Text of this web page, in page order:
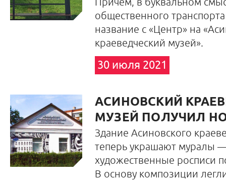
общественного
название с «Центр» на
краеведческий музей».
30 июля 2021
АСИНОВСКИЙ
МУЗЕЙ ПОЛУЧИЛ
Здание Асиновского
теперь украшают муралы
художественные росписи
В основу композиции